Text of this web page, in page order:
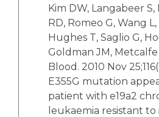
Kim DW, Langabeer S,
RD, Romeo G, Wang L,
Hughes T, Saglio G,
Goldman JM, Metcalfe
Blood. 2010 Nov
E355G mutation
patient with e19a2
leukaemia resistant to